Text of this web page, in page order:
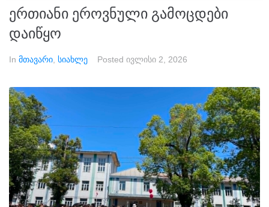
ერთიანი ეროვნული გამოცდები
დაიწყო
In მთავარი სიახლე Posted ივლისი 2, 2026